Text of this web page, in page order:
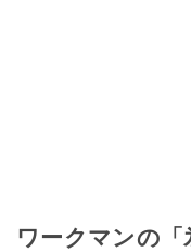
ワークマンの